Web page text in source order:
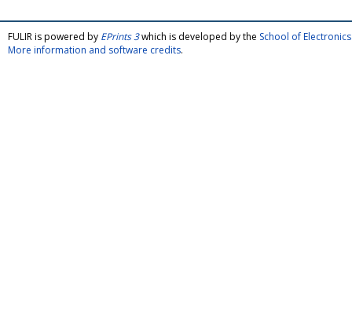
FULIR is powered by EPrints 3which is developed by the School of
More information and software credits.